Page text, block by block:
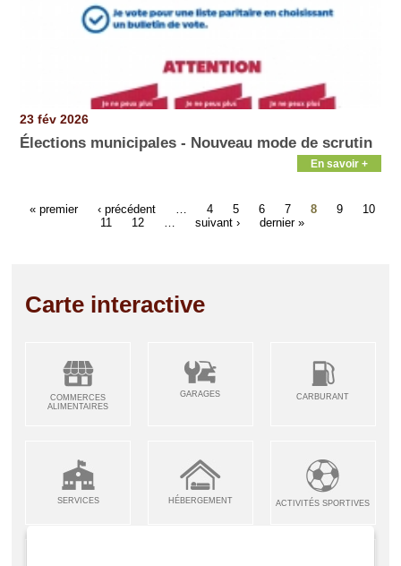
23 fév 2026
Élections municipales - Nouveau mode de scrutin
En savoir +
« premier ‹ précédent 4 5 6 7 8 9
10
11
12 suivant › dernier »
Carte interactive
COMMERCES
ALIMENTAIRES
GARAGES CARBURANT
SERVICES HÉBERGEMENT ACTIVITÉS SPORTIVES